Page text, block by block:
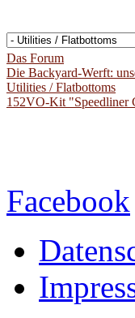
Das Forum
Die Backyard-Werft:
Utilities / Flatbottoms
152VO-Kit "Speedliner
Facebook